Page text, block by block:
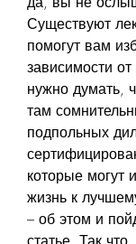
Существуют
помогут вам
зависимости
нужно думать,
там
подпольных
которые могут
жизнь к
– об этом и
статье. Так